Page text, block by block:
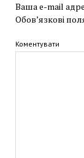
Ваша e-mail
Обов’язкові
Коментувати